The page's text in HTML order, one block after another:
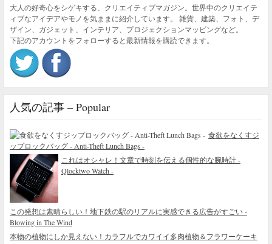
大人の好奇心をシゲキする、クリエイティブマガジン。世界中のクリエイテ
ィブなアイデアやモノを気ままに紹介しています。 雑貨、建築、フォト、デ
ザイン、ガジェット、インテリア、プロジェクションマッピングなど。
下記のアカウントをフォローすると最新情報を購読できます。
人気の記事 – Popular
食欲をなくすジ
ップロックバッグ - Anti-Theft Lunch Bags -
これはオシャレ！文章で時刻を伝える個性的な腕時計 -
Qlocktwo Watch -
この発想は素晴らしい！地下鉄の駅のリアルに実感できる広告がすごい -
Blowing in The Wind
本物の植物にしか見えない！カラフルでカワイイ多肉植物＆フラワーケーキ